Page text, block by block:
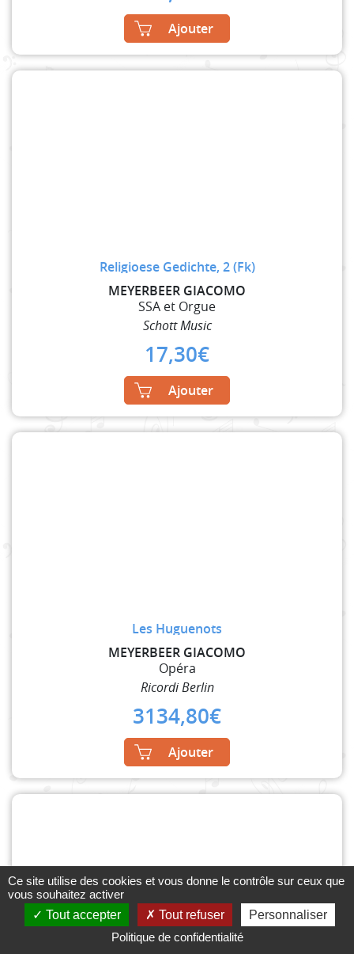
Ajouter
Religioese Gedichte, 2 (Fk)
MEYERBEER GIACOMO
SSA et Orgue
Schott Music
17,30€
Ajouter
Les Huguenots
MEYERBEER GIACOMO
Opéra
Ricordi Berlin
3134,80€
Ajouter
Ce site utilise des cookies et vous donne le contrôle sur ceux que
vous souhaitez activer
Tout accepter
Tout refuser
Personnaliser
Politique de confidentialité